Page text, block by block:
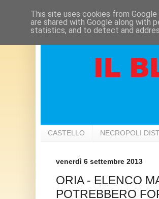
CASTELLO NECROPOLI
venerdì 6 settembre 2013
ORIA - ELENCO
POTREBBERO
This site uses cookies from
are shared with Google along with
statistics, and to detect and